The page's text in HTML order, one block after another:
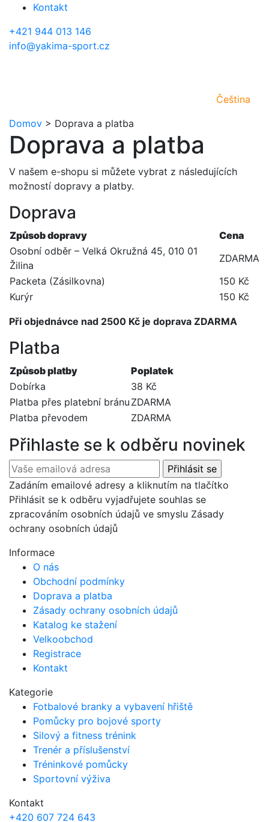
Kontakt
+421 944 013 146
info@yakima-sport.cz
Čeština
Domov > Doprava a platba
Doprava a platba
V našem e-shopu si můžete vybrat z následujících
možností dopravy a platby.
Doprava
Způsob dopravy
Cena
Osobní odběr – Velká Okružná 45, 010 01
Žilina
ZDARMA
Packeta (Zásilkovna)
150 Kč
Kurýr
150 Kč
Při objednávce nad 2500 Kč je doprava ZDARMA
Platba
Způsob platby
Poplatek
Dobírka
38 Kč
Platba přes platební bránu ZDARMA
Platba převodem
ZDARMA
Přihlaste se k odběru novinek
Zadáním emailové adresy a kliknutím na tlačítko
Přihlásit se k odběru vyjadřujete souhlas se
zpracováním osobních údajů ve smyslu Zásady
ochrany osobních údajů
Informace
O nás
Obchodní podmínky
Doprava a platba
Zásady ochrany osobních údajů
Katalog ke stažení
Velkoobchod
Registrace
Kontakt
Kategorie
Fotbalové branky a vybavení hřiště
Pomůcky pro bojové sporty
Silový a fitness trénink
Trenér a příslušenství
Tréninkové pomůcky
Sportovní výživa
Kontakt
+420 607 724 643